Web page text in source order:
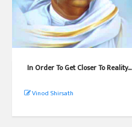
In Order To Get Closer To Reality...
Vinod Shirsath